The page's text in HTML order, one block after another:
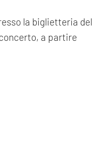
la biglietteria del
a partire